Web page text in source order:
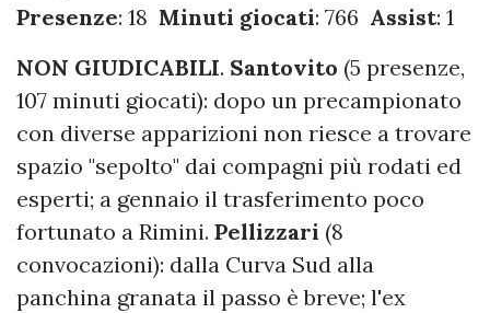
Presenze: 18 Minuti giocati: 766 Assist: 1
NON GIUDICABILI. Santovito (5 presenze,
107 minuti giocati): dopo un precampionato
con diverse apparizioni non riesce a trovare
spazio "sepolto" dai compagni più rodati ed
esperti; a gennaio il trasferimento poco
fortunato a Rimini. Pellizzari (8
convocazioni): dalla Curva Sud alla
panchina granata il passo è breve; l'ex